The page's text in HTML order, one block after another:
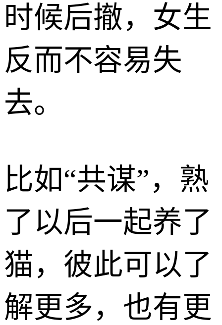
时候后撤，女生
反而不容易失
去。
比如“共谋”，熟
了以后一起养了
猫，彼此可以了
解更多，也有更